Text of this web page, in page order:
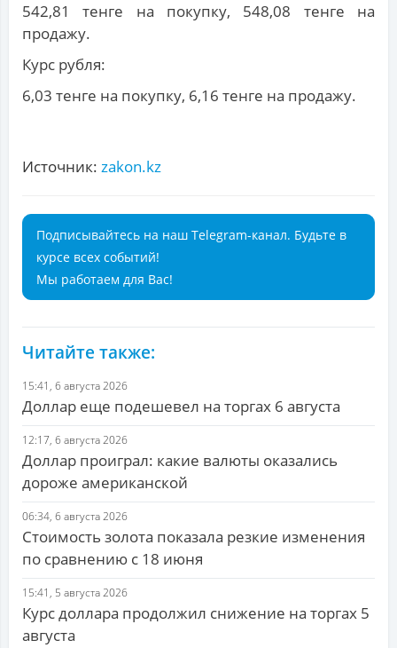
542,81 тенге на покупку, 548,08 тенге на
продажу.
Курс рубля:
6,03 тенге на покупку, 6,16 тенге на продажу.
Источник: zakon.kz
Подписывайтесь на наш Telegram-канал. Будьте в
курсе всех событий!
Мы работаем для Вас!
Читайте также:
15:41, 6 августа 2026
Доллар еще подешевел на торгах 6 августа
12:17, 6 августа 2026
Доллар проиграл: какие валюты оказались
дороже американской
06:34, 6 августа 2026
Стоимость золота показала резкие изменения
по сравнению с 18 июня
15:41, 5 августа 2026
Курс доллара продолжил снижение на торгах 5
августа